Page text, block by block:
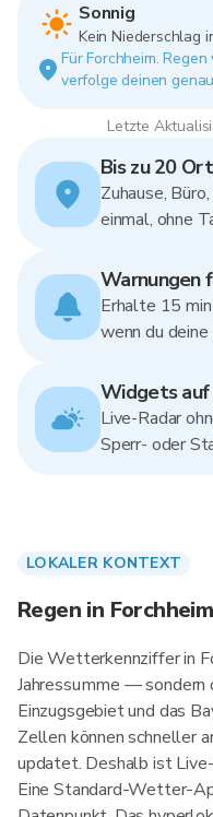
Sonnig
Kein Niederschlag
Für Forchheim.
verfolge deinen
Letzte
Bis zu 20
Zuhause,
einmal, ohne
Warnungen
Erhalte 15
wenn du deine
Widgets
Live-Radar
Sperr- oder
LOKALER KONTEXT
Regen in
Die Wetterkennziffer in
Jahressumme — sondern
Einzugsgebiet und das
Zellen können schneller
updatet. Deshalb ist
Eine Standard-Wetter-